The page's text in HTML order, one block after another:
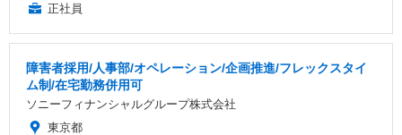
正社員
障害者採用/人事部/オペレーション/企画推進/フレックスタイ
ム制/在宅勤務併用可
ソニーフィナンシャルグループ株式会社
東京都